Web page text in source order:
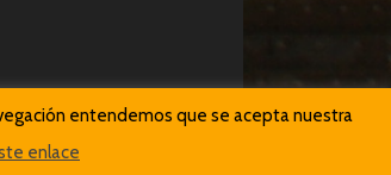
entendemos que se acepta nuestra
enlace